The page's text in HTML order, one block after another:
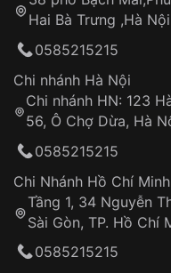
Hotline: 0585 215 215
Từ khóa SEO:
Khách hàng
Tự ý sửa
thống
Đảm bảo quyền
Đồng hành
trình sử dụng
Hai Bà Trưng ,Hà Nội
0585215215
Chi nhánh Hà Nội
Chi nhánh HN: 123
56, Ô Chợ Dừa, Hà
0585215215
Chi Nhánh Hồ Chí Minh
Tầng 1, 34 Nguyễn
Sài Gòn, TP. Hồ Chí
0585215215